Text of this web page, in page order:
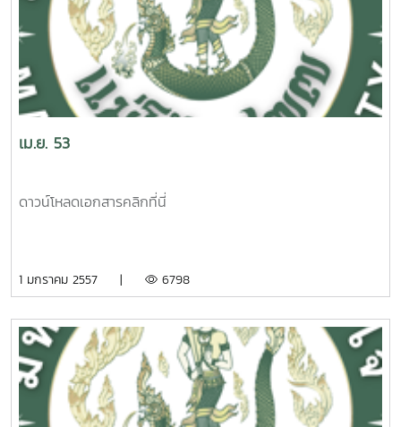
เม.ย. 53
ดาวน์โหลดเอกสารคลิกที่นี่
1 มกราคม 2557 | 6798